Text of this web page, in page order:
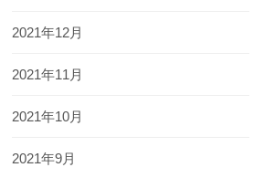
2021年12月
2021年11月
2021年10月
2021年9月